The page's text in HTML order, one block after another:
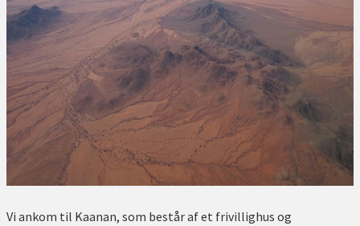
Vi ankom til Kaanan, som består af et frivillighus og